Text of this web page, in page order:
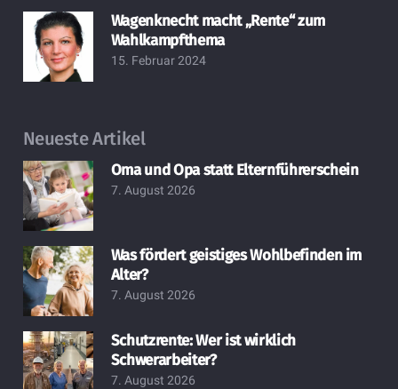
Wagenknecht macht „Rente“ zum
Wahlkampfthema
15. Februar 2024
Neueste Artikel
Oma und Opa statt Elternführerschein
7. August 2026
Was fördert geistiges Wohlbefinden im
Alter?
7. August 2026
Schutzrente: Wer ist wirklich
Schwerarbeiter?
7. August 2026